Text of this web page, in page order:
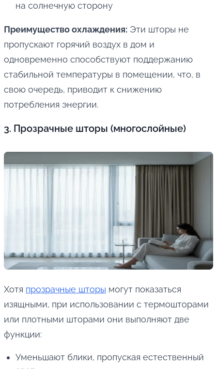
на солнечную сторону
Преимущество охлаждения: Эти шторы не
пропускают горячий воздух в дом и
одновременно способствуют поддержанию
стабильной температуры в помещении, что, в
свою очередь, приводит к снижению
потребления энергии.
3. Прозрачные шторы (многослойные)
Хотя прозрачные шторы могут показаться
изящными, при использовании с термошторами
или плотными шторами они выполняют две
функции:
Уменьшают блики, пропуская естественный